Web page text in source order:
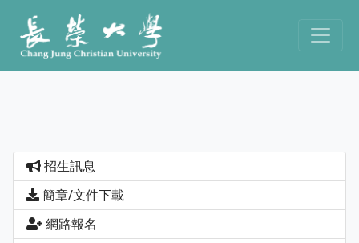
招生訊息
簡章/文件下載
網路報名